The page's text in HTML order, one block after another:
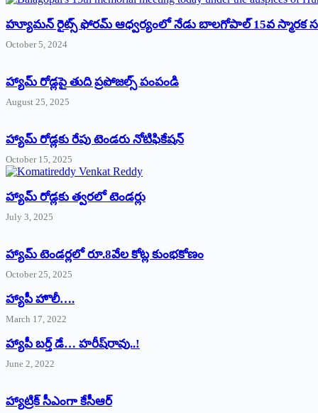
హ్యూమన్‌ రైట్స్‌ ఫోరమ్‌ ఆధ్వర్యంలో నేడు బాలగోపాల్‌ 15వ స్మారక
October 5, 2024
హ్యామ్‌ రోడ్లపై తుది ప్రపోజల్స్‌ పంపండి
August 25, 2025
హ్యామ్‌ రోడ్లకు రేపు టెండరు నోటిఫికేషన్‌
October 15, 2025
హ్యామ్‌ రోడ్లకు త్వరలో టెండర్లు
July 3, 2025
హ్యామ్‌ ‌టెండర్లలో రూ.8వేల కోట్ల కుంభకోణం
October 25, 2025
హ్యాపీ హొలీ….
March 17, 2022
హ్యాపీ బర్త్ ‌డే… హరీష్‌రావు..!
June 2, 2022
హ్యాట్రిక్‌ ‌సీఎంగా కేసీఆర్‌